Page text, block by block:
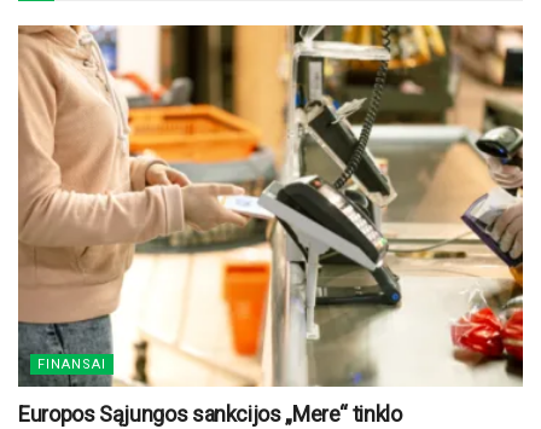
FINANSAI
Europos Sąjungos sankcijos „Mere“ tinklo